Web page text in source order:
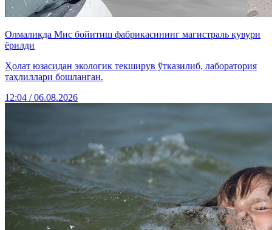
Олмалиқда Мис бойитиш фабрикасининг магистраль қувури
ёрилди
Ҳолат юзасидан экологик текширув ўтказилиб, лаборатория
таҳлиллари бошланган.
12:04 / 06.08.2026